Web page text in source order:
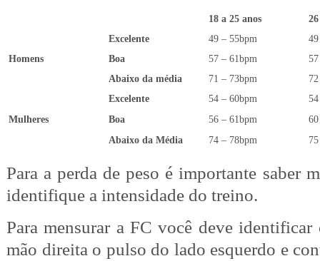
18 a 25 anos
Excelente
49 – 55bpm
Homens
Boa 57 – 61bpm
Abaixo da média
71 – 73bpm
Excelente
54 – 60bpm
Mulheres
Boa 56 – 61bpm
Abaixo da Média
74 – 78bpm
Para a perda de peso é importante saber
identifique a intensidade do treino.
Para mensurar a FC você deve
mão direita o pulso do lado esquerdo e